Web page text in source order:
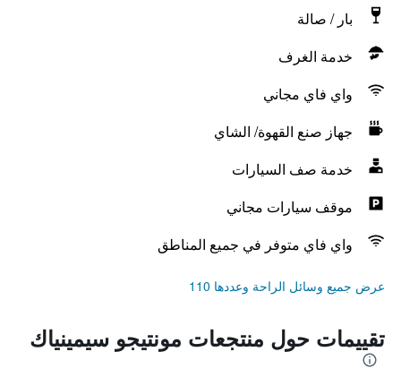
بار / صالة
خدمة الغرف
واي فاي مجاني
جهاز صنع القهوة/ الشاي
خدمة صف السيارات
موقف سيارات مجاني
واي فاي متوفر في جميع المناطق
عرض جميع وسائل الراحة وعددها 110
تقييمات حول منتجعات مونتيجو سيمينياك